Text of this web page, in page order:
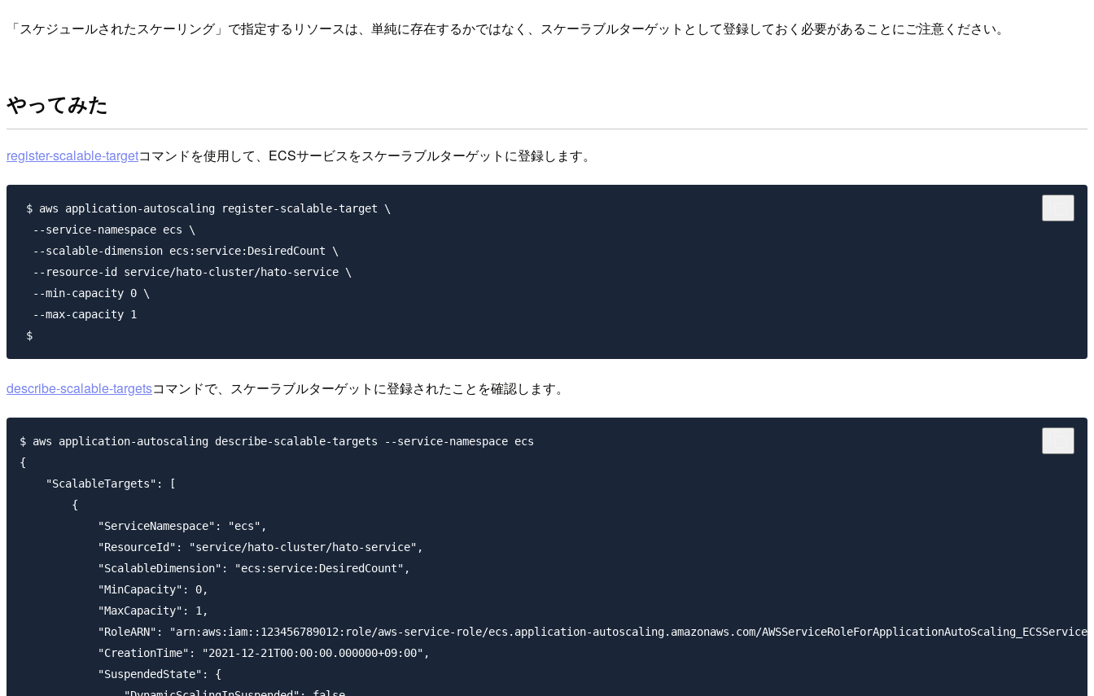
「スケジュールされたスケーリング」で指定するリソースは、単純に存在するかではなく、スケーラブルターゲットとして登録しておく必要があることにご注意ください。
やってみた
register-scalable-targetコマンドを使用して、ECSサービスをスケーラブルターゲットに登録します。
$ aws application-autoscaling register-scalable-target \
  --service-namespace ecs \
  --scalable-dimension ecs:service:DesiredCount \
  --resource-id service/hato-cluster/hato-service \
  --min-capacity 0 \
  --max-capacity 1
describe-scalable-targetsコマンドで、スケーラブルターゲットに登録されたことを確認します。
$ aws application-autoscaling describe-scalable-targets --service-namespace ecs
{
    "ScalableTargets": [
        {
            "ServiceNamespace": "ecs",
            "ResourceId": "service/hato-cluster/hato-service",
            "ScalableDimension": "ecs:service:DesiredCount",
            "MinCapacity": 0,
            "MaxCapacity": 1,
"RoleARN": "arn:aws:iam::123456789012:role/aws-service-role/ecs.application-autoscaling.amazonaws.com/
            "CreationTime": "2021-12-21T00:00:00.000000+09:00",
            "SuspendedState": {